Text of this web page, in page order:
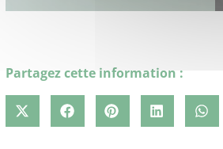
Partagez cette information :